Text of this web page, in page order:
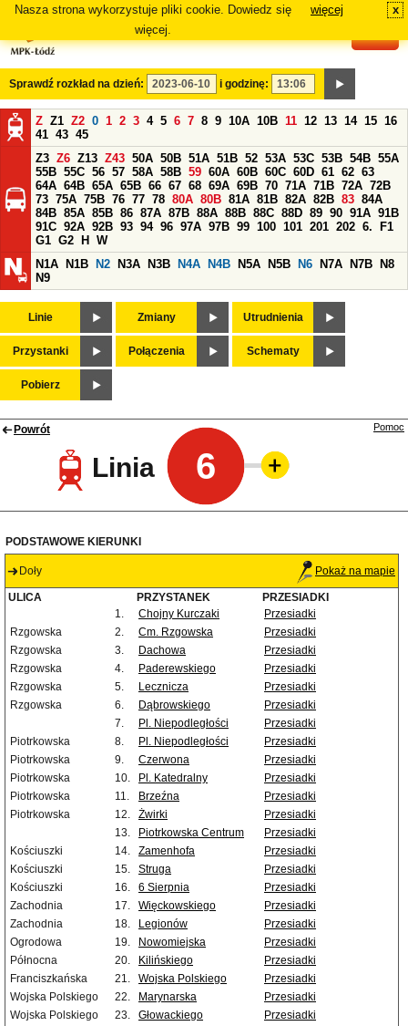
Nasza strona wykorzystuje pliki cookie. Dowiedz się
więcej.
więcej x
Sprawdź rozkład na dzień: i godzinę:
Z Z1 Z2 0 1 2 3 4 5 6 7 8 9 10A 10B 11 12 13 14 15 16
41 43 45
Z3 Z6 Z13 Z43 50A 50B 51A 51B 52 53A 53C 53B 54B 55A
55B 55C 56 57 58A 58B 59 60A 60B 60C 60D 61 62 63
64A 64B 65A 65B 66 67 68 69A 69B 70 71A 71B 72A 72B
73 75A 75B 76 77 78 80A 80B 81A 81B 82A 82B 83 84A
84B 85A 85B 86 87A 87B 88A 88B 88C 88D 89 90 91A 91B
91C 92A 92B 93 94 96 97A 97B 99 100 101 201 202 6.
F1
G1 G2 H
W
N1A
N1B N2 N3A N3B N4A N4B N5A N5B N6 N7A N7B
N8
N9
Linie Zmiany Utrudnienia
Przystanki Połączenia Schematy
Pobierz
Powrót
Linia 6
Pomoc
PODSTAWOWE KIERUNKI
Doły Pokaż na mapie
ULICA PRZYSTANEK
PRZESIADKI
1.
Chojny Kurczaki
Przesiadki
Rzgowska
2. Cm. Rzgowska
Przesiadki
Rzgowska
3. Dachowa
Przesiadki
Rzgowska
4. Paderewskiego
Przesiadki
Rzgowska
5. Lecznicza
Przesiadki
Rzgowska
6. Dąbrowskiego
Przesiadki
7.
Pl. Niepodległości
Przesiadki
Piotrkowska
8. Pl. Niepodległości
Przesiadki
Piotrkowska
9. Czerwona
Przesiadki
Piotrkowska
10. Pl. Katedralny
Przesiadki
Piotrkowska
11. Brzeźna
Przesiadki
Piotrkowska
12. Żwirki
Przesiadki
13.
Piotrkowska Centrum
Przesiadki
Kościuszki
14. Zamenhofa
Przesiadki
Kościuszki
15. Struga
Przesiadki
Kościuszki
16. 6 Sierpnia
Przesiadki
Zachodnia
17. Więckowskiego
Przesiadki
Zachodnia
18. Legionów
Przesiadki
Ogrodowa
19. Nowomiejska
Przesiadki
Północna
20. Kilińskiego
Przesiadki
Franciszkańska
21. Wojska Polskiego
Przesiadki
Wojska Polskiego
22. Marynarska
Przesiadki
Wojska Polskiego
23. Głowackiego
Przesiadki